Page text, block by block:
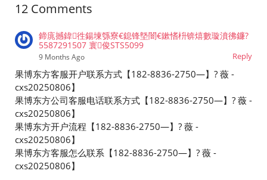
12 Comments
鍗庣撼鍏徃鍚堜綔寮€鎴锋墍闇€鏉愭枡锛熺數璇濆彿鐮?
5587291507 寰俊STS5099
Reply
9 Months Ago
果博东方客服开户联系方式【182-8836-2750—】? 薇 -
cxs20250806】
果博东方公司客服电话联系方式【182-8836-2750—】? 薇 -
cxs20250806】
果博东方开户流程【182-8836-2750—】? 薇 -
cxs20250806】
果博东方客服怎么联系【182-8836-2750—】? 薇 -
cxs20250806】